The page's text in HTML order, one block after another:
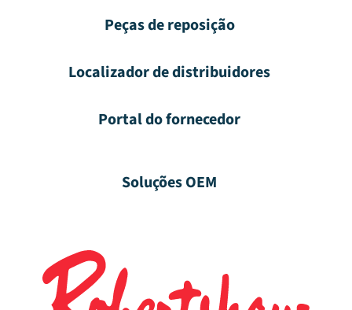
Peças de reposição
Localizador de distribuidores
Portal do fornecedor
Soluções OEM